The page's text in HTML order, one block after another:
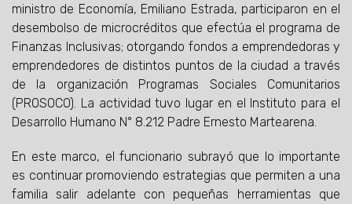
ministro de Economía, Emiliano Estrada, participaron en el
desembolso de microcréditos que efectúa el programa de
Finanzas Inclusivas; otorgando fondos a emprendedoras y
emprendedores de distintos puntos de la ciudad a través
de la organización Programas Sociales Comunitarios
(PROSOCO). La actividad tuvo lugar en el Instituto para el
Desarrollo Humano N° 8.212 Padre Ernesto Martearena.
En este marco, el funcionario subrayó que lo importante
es continuar promoviendo estrategias que permiten a una
familia salir adelante con pequeñas herramientas que